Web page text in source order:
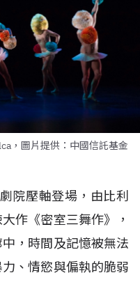
，圖片提供：中國信託基金
院壓軸登場，由比利
作《密室三舞作》，
，時間及記憶被無法
、情慾與偏執的脆弱